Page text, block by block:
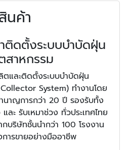
นค้า
ติดตั้งระบบบำบัดฝุ่น
สาหกรรม
และติดตั้งระบบบำบัดฝุ่น
System) ทำงานโดย
นาญการกว่า 20 ปี รองรับทั้ง
ละ รับเหมาช่วง ทั่วประเทศไทย
กบริษัทชั้นนำกว่า 100 โรงงาน
ารขายอย่างมืออาชีพ